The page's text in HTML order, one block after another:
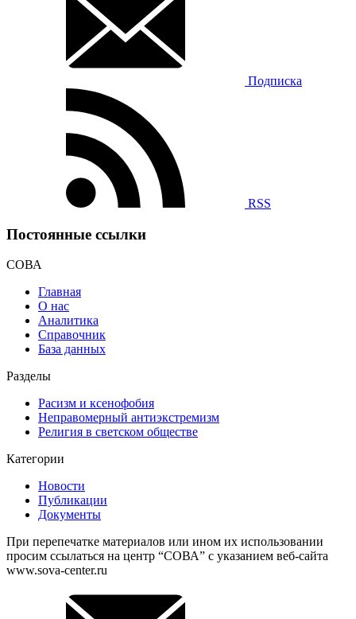
Подписка
RSS
Постоянные ссылки
СОВА
Главная
О нас
Аналитика
Справочник
База данных
Разделы
Расизм и ксенофобия
Неправомерный антиэкстремизм
Религия в светском обществе
Категории
Новости
Публикации
Документы
При перепечатке материалов или ином их использовании
просим ссылаться на центр “СОВА” с указанием веб-сайта
www.sova-center.ru